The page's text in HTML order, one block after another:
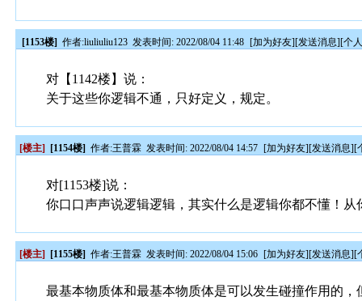
[1153楼] 作者:liuliuliu123 发表时间: 2022/08/04 11:48 [加为好友][发送消息][个
对【1142楼】说：
关于这些你逻辑不通，只好定义，规定。
[楼主] [1154楼] 作者:王普霖 发表时间: 2022/08/04 14:57 [加为好友][发送消息][
对[1153楼]说：
你口口声声说逻辑逻辑，其实什么是逻辑你都不懂！
[楼主] [1155楼] 作者:王普霖 发表时间: 2022/08/04 15:06 [加为好友][发送消息][
最基本物质体和最基本物质体是可以发生碰撞作用的